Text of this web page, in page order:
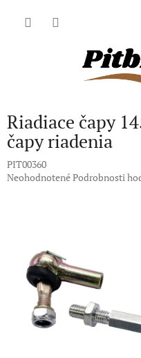
Riadiace čapy
čapy riadenia
PIT00360
Priemerné
hviezdičiek.
NeohodnotenéPodrobnosti